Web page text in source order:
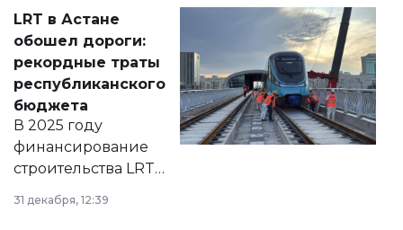
документ
появился в базе
нормативных
правовых актов и
на сайте маслихат
города.
LRT в Астане
обошел дороги:
рекордные траты
республиканского
бюджета
В 2025 году
финансирование
строительства LRT
в Астане из
республиканского
31 декабря, 12:39